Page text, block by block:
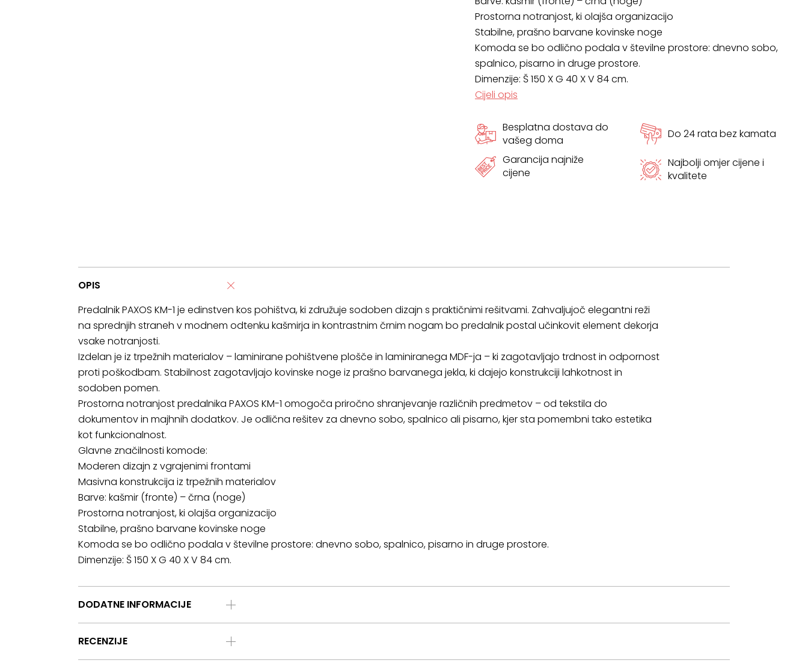
Prostorna notranjost, ki olajša organizacijo
Stabilne, prašno barvane kovinske noge
Komoda se bo odlično podala v številne prostore: dnevno sobo,
spalnico, pisarno in druge prostore.
Dimenzije: Š 150 X G 40 X V 84 cm.
Cijeli opis
Besplatna dostava do
vašeg doma
Do 24 rata bez kamata
Garancija najniže
cijene
Najbolji omjer cijene i
kvalitete
OPIS
Predalnik PAXOS KM-1 je edinstven kos pohištva, ki združuje sodoben dizajn s praktičnimi rešitvami. Zahvaljujoč elegantni reži
na sprednjih straneh v modnem odtenku kašmirja in kontrastnim črnim nogam bo predalnik postal učinkovit element dekorja
vsake notranjosti.
Izdelan je iz trpežnih materialov – laminirane pohištvene plošče in laminiranega MDF-ja – ki zagotavljajo trdnost in odpornost
proti poškodbam. Stabilnost zagotavljajo kovinske noge iz prašno barvanega jekla, ki dajejo konstrukciji lahkotnost in
sodoben pomen.
Prostorna notranjost predalnika PAXOS KM-1 omogoča priročno shranjevanje različnih predmetov – od tekstila do
dokumentov in majhnih dodatkov. Je odlična rešitev za dnevno sobo, spalnico ali pisarno, kjer sta pomembni tako estetika
kot funkcionalnost.
Glavne značilnosti komode:
Moderen dizajn z vgrajenimi frontami
Masivna konstrukcija iz trpežnih materialov
Barve: kašmir (fronte) – črna (noge)
Prostorna notranjost, ki olajša organizacijo
Stabilne, prašno barvane kovinske noge
Komoda se bo odlično podala v številne prostore: dnevno sobo, spalnico, pisarno in druge prostore.
Dimenzije: Š 150 X G 40 X V 84 cm.
DODATNE INFORMACIJE
RECENZIJE